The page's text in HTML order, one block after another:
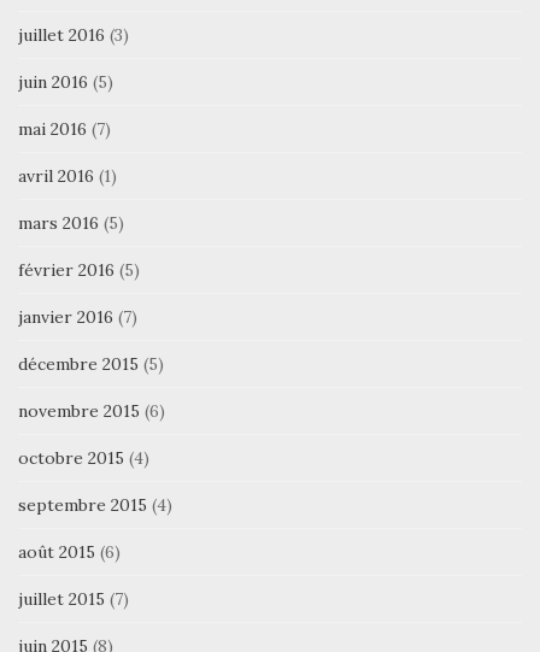
juillet 2016 (3)
juin 2016 (5)
mai 2016 (7)
avril 2016 (1)
mars 2016 (5)
février 2016 (5)
janvier 2016 (7)
décembre 2015 (5)
novembre 2015 (6)
octobre 2015 (4)
septembre 2015 (4)
août 2015 (6)
juillet 2015 (7)
juin 2015 (8)